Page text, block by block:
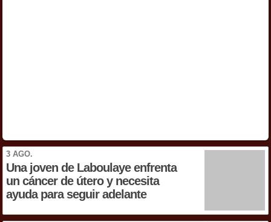
3 AGO.
Una joven de Laboulaye enfrenta
un cáncer de útero y necesita
ayuda para seguir adelante